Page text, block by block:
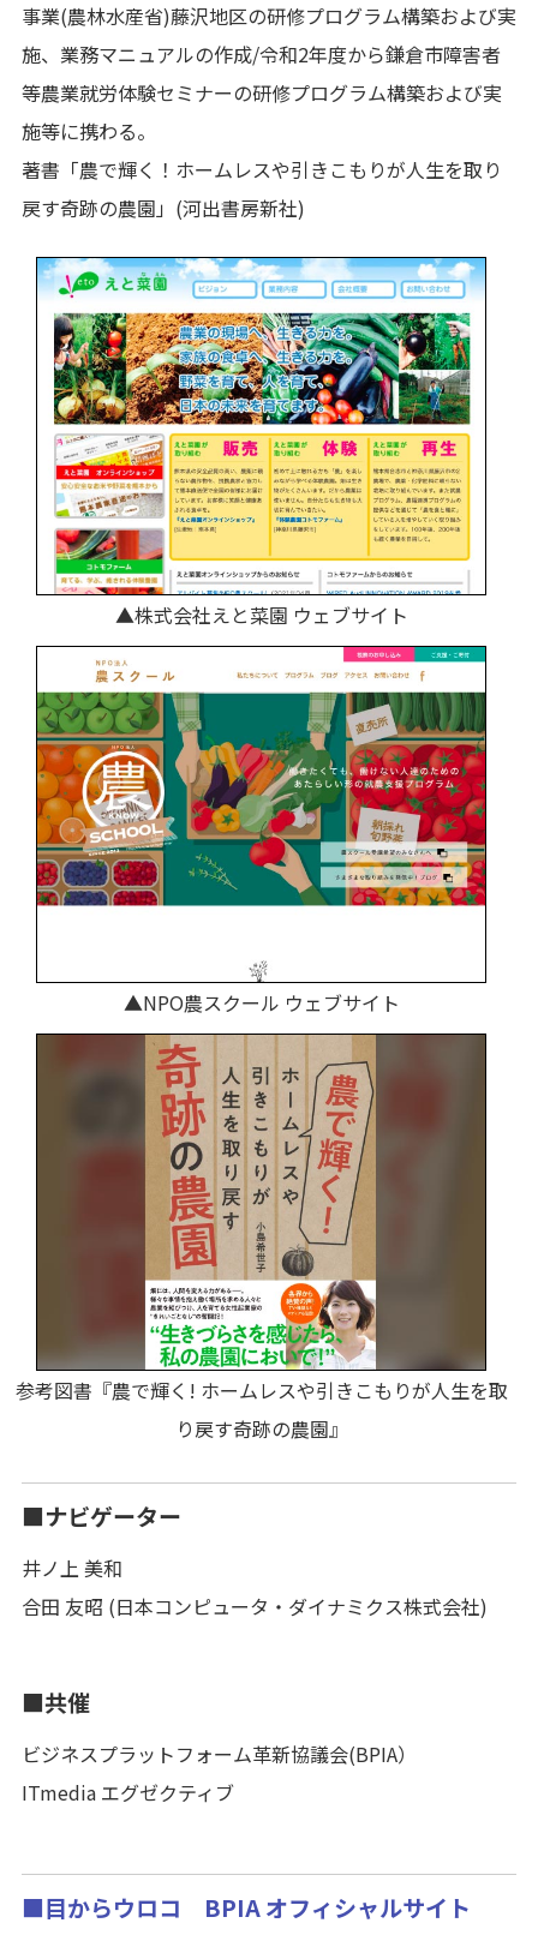
事業(農林水産省)藤沢地区の研修プログラム構築および実
施、業務マニュアルの作成/令和2年度から鎌倉市障害者
等農業就労体験セミナーの研修プログラム構築および実
施等に携わる。
著書「農で輝く！ホームレスや引きこもりが人生を取り
戻す奇跡の農園」(河出書房新社)
▲株式会社えと菜園 ウェブサイト
▲NPO農スクール ウェブサイト
参考図書『農で輝く! ホームレスや引きこもりが人生を取
り戻す奇跡の農園』
■ナビゲーター
井ノ上 美和
合田 友昭 (日本コンピュータ・ダイナミクス株式会社)
■共催
ビジネスプラットフォーム革新協議会(BPIA）
ITmedia エグゼクティブ
■目からウロコ BPIA オフィシャルサイト